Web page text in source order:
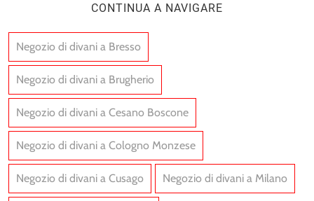
CONTINUA A NAVIGARE
Negozio di divani a Bresso
Negozio di divani a Brugherio
Negozio di divani a Cesano Boscone
Negozio di divani a Cologno Monzese
Negozio di divani a Cusago Negozio di divani a Milano